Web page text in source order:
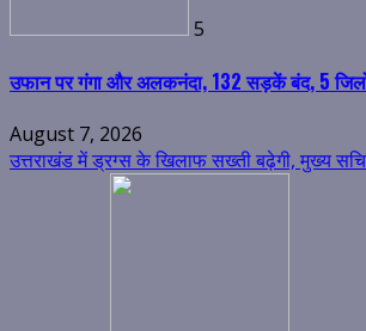
5
उफान पर गंगा और अलकनंदा, 132 सड़कें बंद, 5
August 7, 2026
उत्तराखंड में ड्रग्स के खिलाफ सख्ती बढ़ेगी, मुख्य